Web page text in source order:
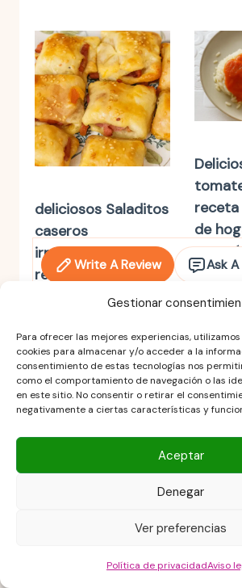
Gestionar
Para ofrecer las mejores experiencias,
cookies para almacenar y/o acceder a la
consentimiento de estas tecnologías nos
como el comportamiento de navegación o las
en este sitio. No consentir o retirar el
negativamente a ciertas características y
Aceptar
Denegar
Ver preferencias
Política de privacidadAviso
deliciosos Saladitos
caseros
irresistibles:
rellenos fáciles,
ideas sabrosas y
que enamora.
35 mins
Principiante
receta
de
Write A Review Ask
Add tags for review: Delicious
Budget-Friendly
Quick and Easy
Flavorful
Crunchy
Great flavors
Crowd-pleaser